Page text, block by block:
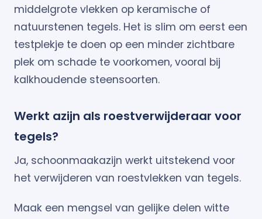
middelgrote vlekken op keramische of
natuurstenen tegels. Het is slim om eerst een
testplekje te doen op een minder zichtbare
plek om schade te voorkomen, vooral bij
kalkhoudende steensoorten.
Werkt azijn als roestverwijderaar voor
tegels?
Ja, schoonmaakazijn werkt uitstekend voor
het verwijderen van roestvlekken van tegels.
Maak een mengsel van gelijke delen witte